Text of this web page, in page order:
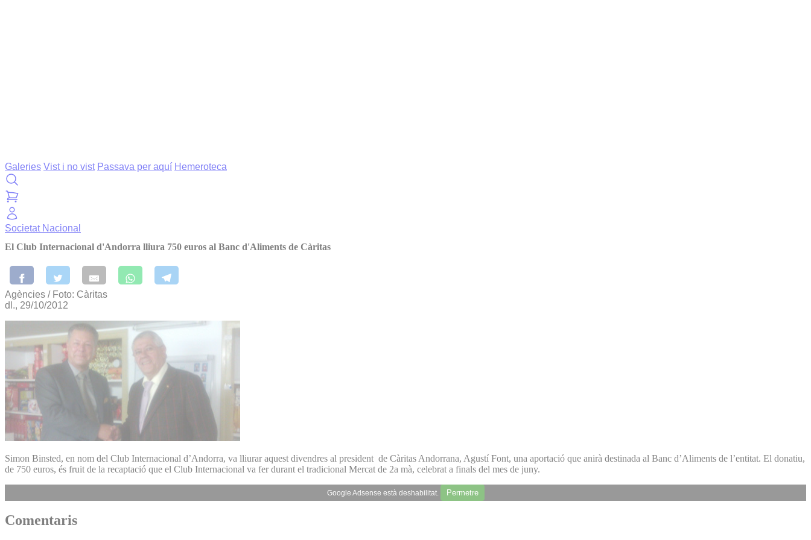
Galeries Vist i no vist Passava per aquí Hemeroteca
Societat Nacional
El Club Internacional d'Andorra lliura 750 euros al Banc d'Aliments de Càritas
Agències / Foto: Càritas
dl., 29/10/2012
Simon Binsted, en nom del Club Internacional d’Andorra, va lliurar aquest divendres al president de Càritas Andorrana, Agustí Font, una aportació que anirà destinada al Banc d’Aliments de l’entitat. El donatiu,
de 750 euros, és fruit de la recaptació que el Club Internacional va fer durant el tradicional Mercat de 2a mà, celebrat a finals del mes de juny.
Google Adsense està deshabilitat. Permetre
Comentaris